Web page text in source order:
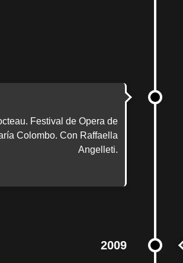
Festival de Opera de
Colombo. Con Raffaella
Angelleti.
2009